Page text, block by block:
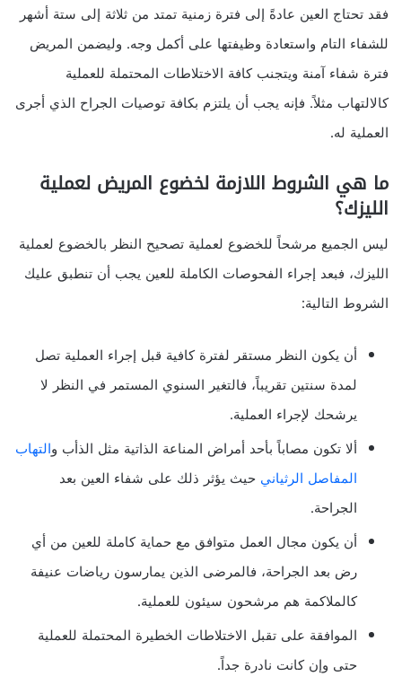
فقد تحتاج العين عادةً إلى فترة زمنية تمتد من ثلاثة إلى ستة أشهر
للشفاء التام واستعادة وظيفتها على أكمل وجه. وليضمن المريض
فترة شفاء آمنة ويتجنب كافة الاختلاطات المحتملة للعملية
كالالتهاب مثلاً. فإنه يجب أن يلتزم بكافة توصيات الجراح الذي أجرى
العملية له.
ما هي الشروط اللازمة لخضوع المريض لعملية
الليزك؟
ليس الجميع مرشحاً للخضوع لعملية تصحيح النظر بالخضوع لعملية
الليزك، فبعد إجراء الفحوصات الكاملة للعين يجب أن تنطبق عليك
الشروط التالية:
أن يكون النظر مستقر لفترة كافية قبل إجراء العملية تصل
لمدة سنتين تقريباً، فالتغير السنوي المستمر في النظر لا
يرشحك لإجراء العملية.
ألا تكون مصاباً بأحد أمراض المناعة الذاتية مثل الذأب والتهاب
المفاصل الرثياني حيث يؤثر ذلك على شفاء العين بعد
الجراحة.
أن يكون مجال العمل متوافق مع حماية كاملة للعين من أي
رض بعد الجراحة، فالمرضى الذين يمارسون رياضات عنيفة
كالملاكمة هم مرشحون سيئون للعملية.
الموافقة على تقبل الاختلاطات الخطيرة المحتملة للعملية
حتى وإن كانت نادرة جداً.